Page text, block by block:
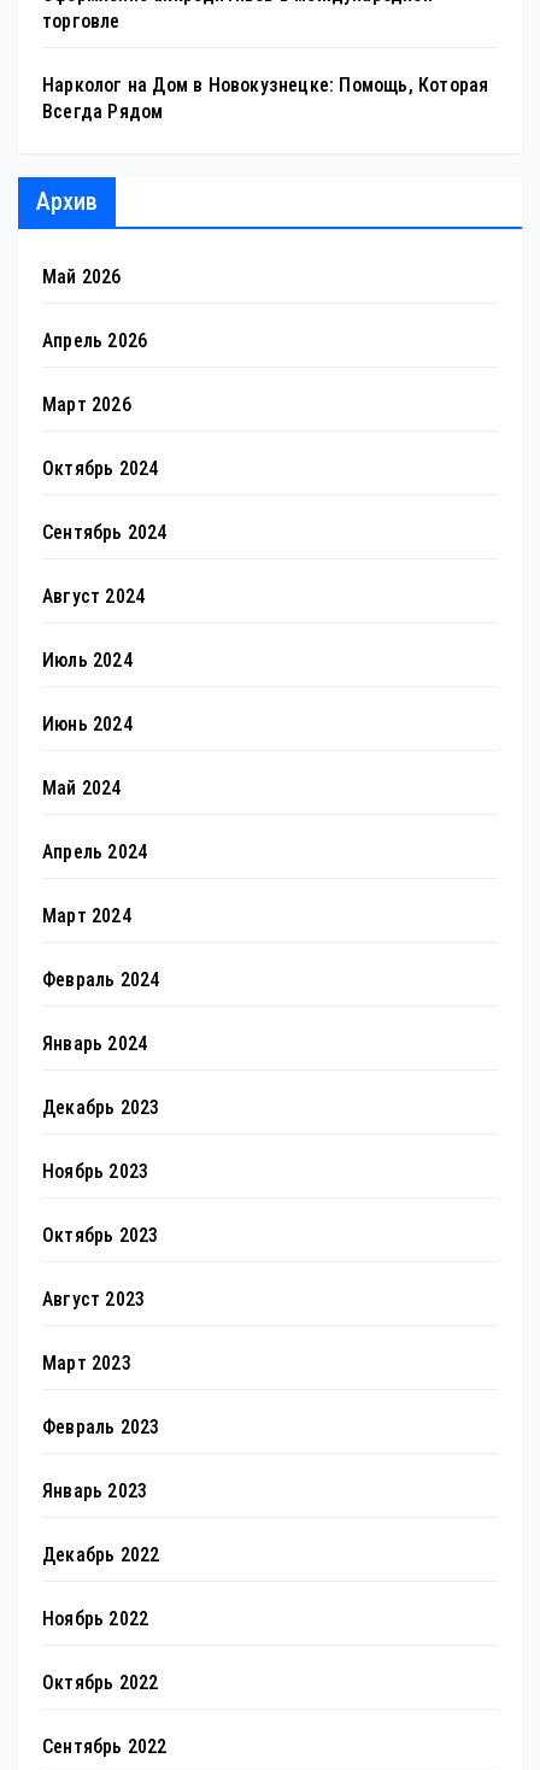
торговле
Нарколог на Дом в Новокузнецке: Помощь, Которая
Всегда Рядом
Архив
Май 2026
Апрель 2026
Март 2026
Октябрь 2024
Сентябрь 2024
Август 2024
Июль 2024
Июнь 2024
Май 2024
Апрель 2024
Март 2024
Февраль 2024
Январь 2024
Декабрь 2023
Ноябрь 2023
Октябрь 2023
Август 2023
Март 2023
Февраль 2023
Январь 2023
Декабрь 2022
Ноябрь 2022
Октябрь 2022
Сентябрь 2022